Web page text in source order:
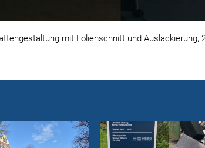
mit Folienschnitt und Auslackierung,